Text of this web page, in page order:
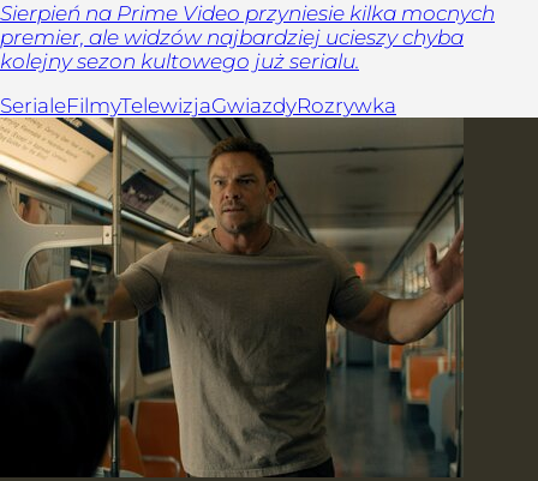
Sierpień na Prime Video przyniesie kilka mocnych
premier, ale widzów najbardziej ucieszy chyba
kolejny sezon kultowego już serialu.
SerialeFilmyTelewizjaGwiazdyRozrywka